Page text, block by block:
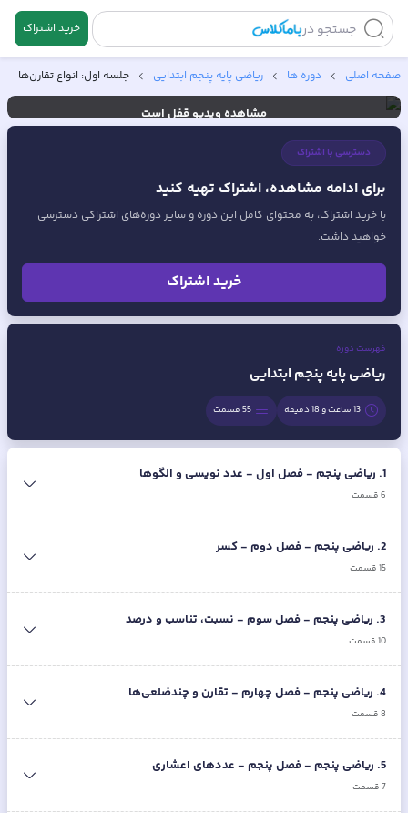
جستجو در خرید اشتراک
صفحه اصلی دوره ها ریاضی پایه پنجم ابتدایی جلسه اول: انواع تقارن‌ها 🔒
مشاهده ویدیوقفل است
دسترسی با اشتراک
برای ادامه مشاهده، اشتراک تهیه کنید
با خرید اشتراک، به محتوای کامل این دوره و سایر دوره‌های اشتراکی دسترسی
خواهید داشت.
خرید اشتراک
فهرست دوره
ریاضی پایه پنجم ابتدایی
13 ساعت و 18 دقیقه 55قسمت
1
. ریاضی پنجم - فصل اول - عدد نویسی و الگوها
6قسمت
2
. ریاضی پنجم - فصل دوم - کسر
15قسمت
3
. ریاضی پنجم - فصل سوم - نسبت، تناسب و درصد
10قسمت
4
. ریاضی پنجم - فصل چهارم - تقارن و چندضلعی‌ها
8قسمت
5
. ریاضی پنجم - فصل پنجم - عددهای اعشاری
7قسمت